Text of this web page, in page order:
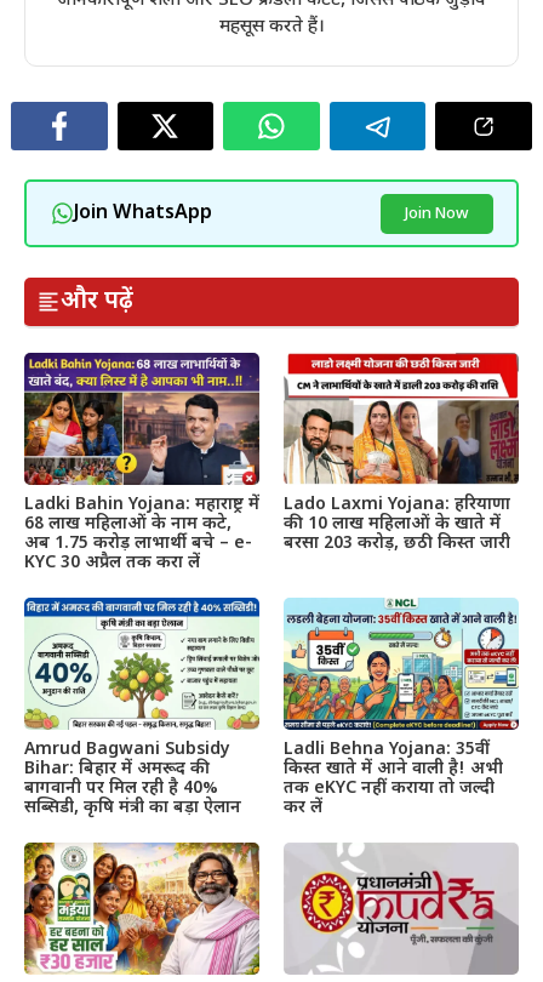
महसूस करते हैं।
Join WhatsApp Join Now
और पढ़ें
Ladki Bahin Yojana: महाराष्ट्र में
68 लाख महिलाओं के नाम कटे,
अब 1.75 करोड़ लाभार्थी बचे – e-
KYC 30 अप्रैल तक करा लें
Lado Laxmi Yojana: हरियाणा
की 10 लाख महिलाओं के खाते में
बरसा 203 करोड़, छठी किस्त जारी
Amrud Bagwani Subsidy
Bihar: बिहार में अमरूद की
बागवानी पर मिल रही है 40%
सब्सिडी, कृषि मंत्री का बड़ा ऐलान
Ladli Behna Yojana: 35वीं
किस्त खाते में आने वाली है! अभी
तक eKYC नहीं कराया तो जल्दी
कर लें